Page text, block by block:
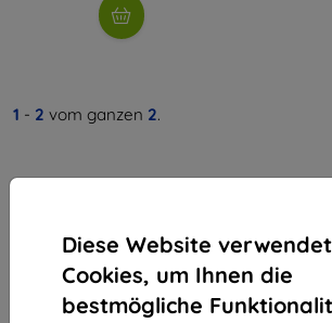
Diese Website verwendet
Cookies, um Ihnen die
bestmögliche
1 - 2 vom ganzen 2.